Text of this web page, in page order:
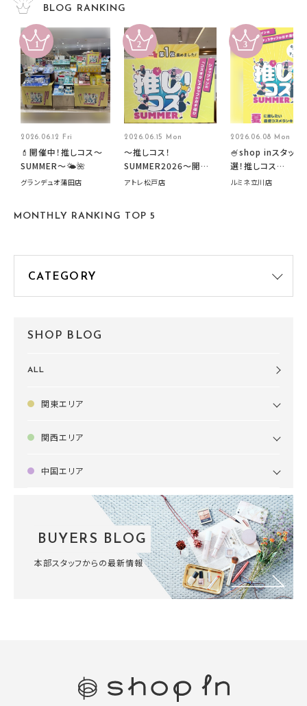
BLOG RANKING
2026.06.12 Fri
💄開催中！推しコス〜
SUMMER〜🌤️🌺
グランデュオ蒲田店
2026.06.15 Mon
～推しコス！
SUMMER2026～開催
中です！
アトレ松戸店
2026.06.08 Mon
🍧shop inスタッフ
選！推しコス
summer2026開催
ルミネ立川店
MONTHLY RANKING TOP 5
SHOP BLOG
ALL
関東エリア
関西エリア
中国エリア
BUYERS BLOG
本部スタッフからの最新情報